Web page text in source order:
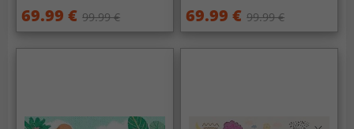
69.99 € 99.99 € 69.99 € 99.99 €